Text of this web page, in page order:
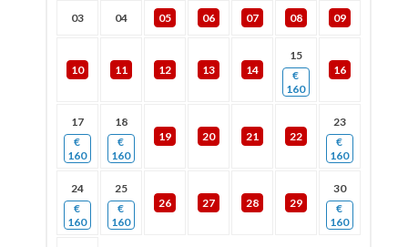
03 04 05 06 07 08 09
10 11 12 13 14
15
€
160
16
17
€
160
18
€
160
19 20 21 22
23
€
160
24
€
160
25
€
160
26 27 28 29
30
€
160